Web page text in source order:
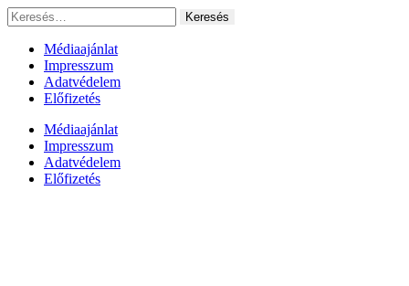
Ugrás
a
tartalomhoz
Keresés:
Médiaajánlat
Impresszum
Adatvédelem
Előfizetés
Médiaajánlat
Impresszum
Adatvédelem
Előfizetés